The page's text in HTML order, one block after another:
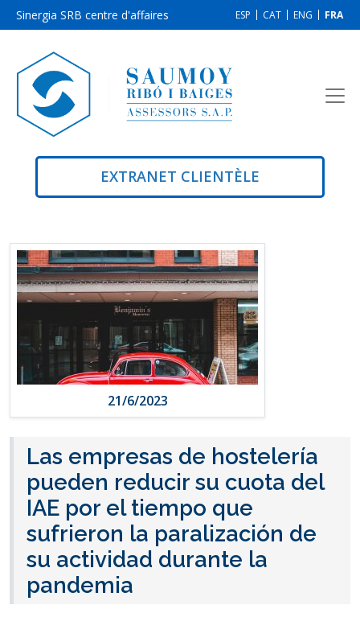
Sinergia SRB centre d'affaires ESP CAT ENG FRA
EXTRANET CLIENTÈLE
21/6/2023
Las empresas de hostelería
pueden reducir su cuota del
IAE por el tiempo que
sufrieron la paralización de
su actividad durante la
pandemia